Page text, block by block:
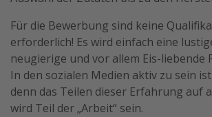
Silvesterreisen
Last Minute Urlaub Mallorca
Last Minute Urlaub Deutschland
Für die Bewerbung sind keine
erforderlich! Es wird einfach eine
neugierige und vor allem Eis-liebende
In den sozialen Medien aktiv zu sein
denn das Teilen dieser Erfahrung auf
wird Teil der „Arbeit“ sein.